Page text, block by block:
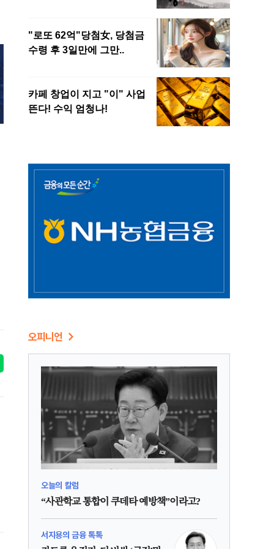
오피니언
오늘의 칼럼
“사관학교 통합이 쿠데타 예방책”이라고?
서지용의 금융 톡톡